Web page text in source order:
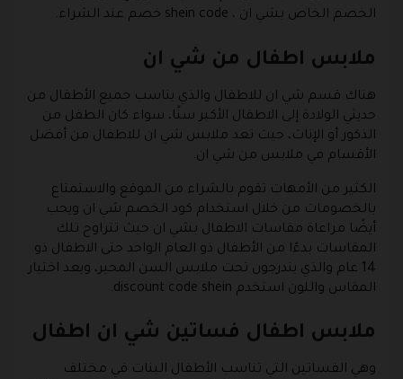
الخصم الخاص بشي ان ، shein code خصم عند الشراء.
ملابس اطفال من شي ان
هناك قسم شي ان للاطفال والذي يناسب جميع الأطفال من
حديثي الولادة إلى الاطفال الأكبر سنًا، سواء كان الطفل من
الذكور أو الإناث، حيث تعد ملابس شي ان للاطفال من أفضل
الأقسام في ملابس من شي ان.
الكثير من الأمهات تقوم بالشراء من الموقع والاستمتاع
بالخصومات من خلال استخدام كود الخصم شي ان ويحب
أيضًا مراعاة مقاسات الاطفال بشي ان حيث تتراوح تلك
المقاسات بدءًا من الأطفال ذو العام الواحد حتى الاطفال ذو
14 عام والذي يندرجون تحت ملابس السن المحير، ويعد اختيار
المقاس واللون استخدم discount code shein.
ملابس اطفال فساتين شي ان اطفال
وهي الفساتين التي تناسب الأطفال البنات في مختلف